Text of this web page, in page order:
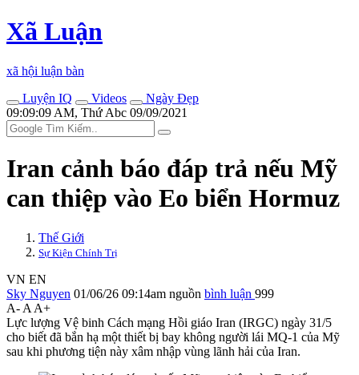
Xã Luận
xã hội luận bàn
Luyện IQ
Videos
Ngày Đẹp
09:09:09 AM, Thứ Abc 09/09/2021
Iran cảnh báo đáp trả nếu Mỹ
can thiệp vào Eo biển Hormuz
Thế Giới
Sự Kiện Chính Trị
VN EN
Sky Nguyen 01/06/26 09:14am nguồn bình luận 999
A- A A+
Lực lượng Vệ binh Cách mạng Hồi giáo Iran (IRGC) ngày 31/5
cho biết đã bắn hạ một thiết bị bay không người lái MQ-1 của Mỹ
sau khi phương tiện này xâm nhập vùng lãnh hải của Iran.